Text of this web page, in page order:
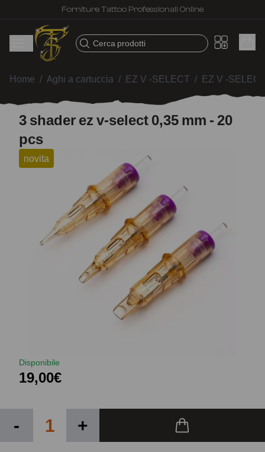
Forniture Tattoo Professionali Online
Cerca prodotti
Home / Aghi a cartuccia / EZ V -SELECT / EZ V -
3 shader ez v-select 0,35 mm - 20
pcs
novita
Disponibile
19,00€
- +